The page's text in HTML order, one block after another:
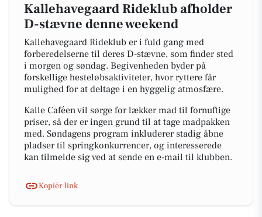
Kallehavegaard Rideklub afholder
D-stævne denne weekend
Kallehavegaard Rideklub er i fuld gang med
forberedelserne til deres D-stævne, som finder sted
i morgen og søndag. Begivenheden byder på
forskellige hesteløbsaktiviteter, hvor ryttere får
mulighed for at deltage i en hyggelig atmosfære.
Kalle Caféen vil sørge for lækker mad til fornuftige
priser, så der er ingen grund til at tage madpakken
med. Søndagens program inkluderer stadig åbne
pladser til springkonkurrencer, og interesserede
kan tilmelde sig ved at sende en e-mail til klubben.
Kopiér link